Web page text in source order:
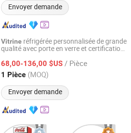
Envoyer demande
Vitrine réfrigérée personnalisée de grande
qualité avec porte en verre et certification
68,00-136,00 $US / Pièce
1 Pièce (MOQ)
Envoyer demande
Co., Ltd.
Depuis 2025